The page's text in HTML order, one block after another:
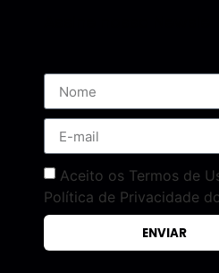
Aceito os Termos de
Política de Privacidade
ENVIAR